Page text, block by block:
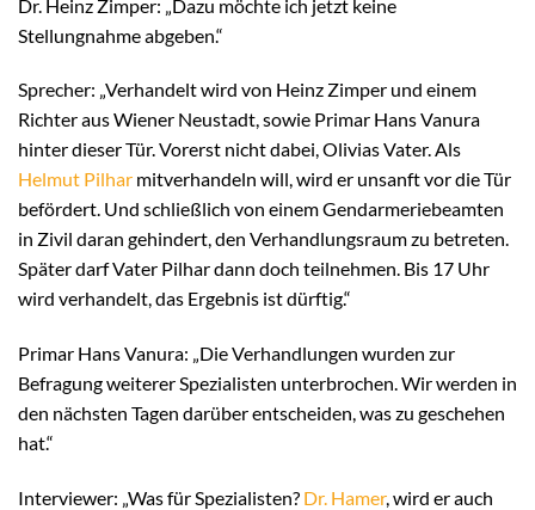
Dr. Heinz Zimper: „Dazu möchte ich jetzt keine
Stellungnahme abgeben.“
Sprecher: „Verhandelt wird von Heinz Zimper und einem
Richter aus Wiener Neustadt, sowie Primar Hans Vanura
hinter dieser Tür. Vorerst nicht dabei, Olivias Vater. Als
Helmut Pilhar mitverhandeln will, wird er unsanft vor die Tür
befördert. Und schließlich von einem Gendarmeriebeamten
in Zivil daran gehindert, den Verhandlungsraum zu betreten.
Später darf Vater Pilhar dann doch teilnehmen. Bis 17 Uhr
wird verhandelt, das Ergebnis ist dürftig.“
Primar Hans Vanura: „Die Verhandlungen wurden zur
Befragung weiterer Spezialisten unterbrochen. Wir werden in
den nächsten Tagen darüber entscheiden, was zu geschehen
hat.“
Interviewer: „Was für Spezialisten? Dr. Hamer, wird er auch